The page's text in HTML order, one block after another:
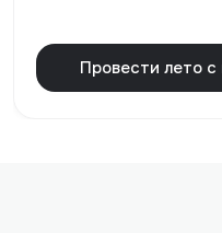
Провести лето с